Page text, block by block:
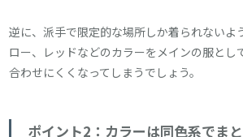
逆に、派手で限定的な場所しか着られないよ
ロー、レッドなどのカラーをメインの服とし
合わせにくくなってしまうでしょう。
ポイント2：カラーは同色系でま